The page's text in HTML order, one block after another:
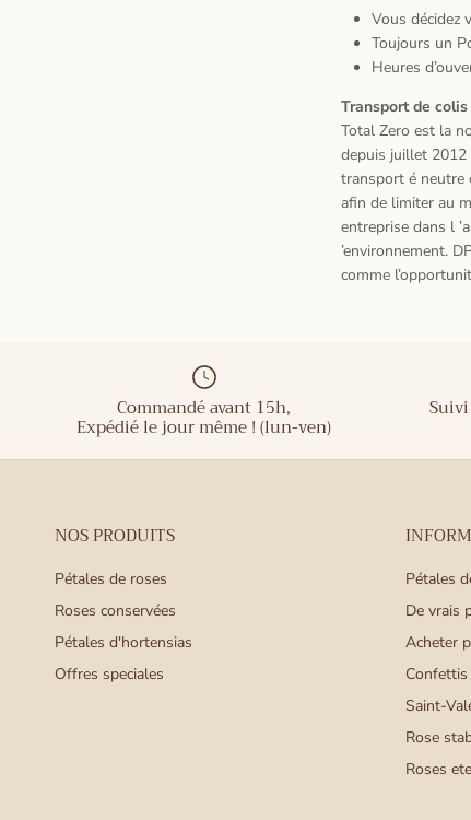
Vous décidez
Toujours un
Heures d’
Transport de
Total Zero est la
depuis juillet 2012
transport é neutre
afin de limiter au
entreprise dans l ’
’environnement.
comme l’opportunit
Commandé avant 15h,
NOS PRODUITS
Pétales de roses
Roses conservées
Pétales d'hortensias
Offres speciales
Pétales
De vrais
Acheter
Confettis
Saint-
Rose
Roses